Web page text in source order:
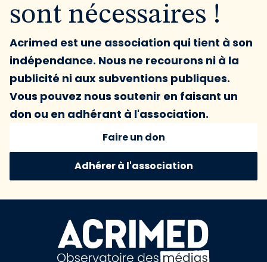
sont nécessaires !
Acrimed est une association qui tient à son
indépendance. Nous ne recourons ni à la
publicité ni aux subventions publiques.
Vous pouvez nous soutenir en faisant un
don ou en adhérant à l'association.
Faire un don
Adhérer à l'association